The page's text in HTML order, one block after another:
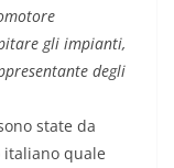
gli impianti,
degli
state da
italiano quale